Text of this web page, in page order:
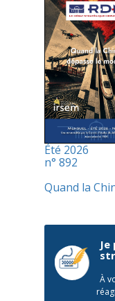
Été 2026
n° 892
Quand la
À